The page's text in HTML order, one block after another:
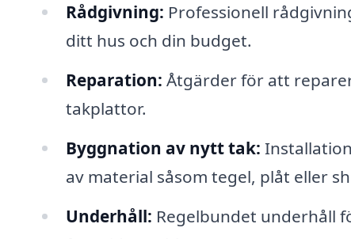
Rådgivning: Professionell
ditt hus och din budget.
Reparation: Åtgärder för att
takplattor.
Byggnation av nytt tak:
av material såsom tegel, plåt eller
Underhåll: Regelbundet underhåll